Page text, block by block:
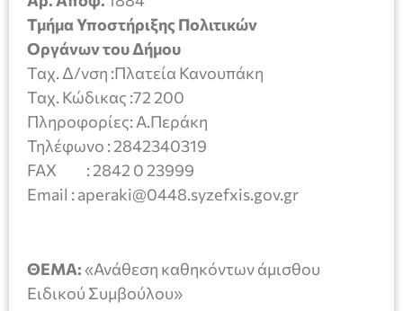
Τμήμα Υποστήριξης Πολιτικών
Οργάνων του Δήμου
Ταχ. Δ/νση :Πλατεία Κανουπάκη
Ταχ. Κώδικας :72 200
Πληροφορίες: Α.Περάκη
Τηλέφωνο : 2842340319
FAX : 2842 0 23999
Email : aperaki@0448.syzefxis.gov.gr
ΘΕΜΑ:«Ανάθεση καθηκόντων άμισθου
Ειδικού Συμβούλου»